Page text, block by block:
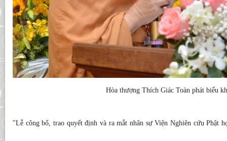
Hòa thượng Thích Giác Toàn phát biểu
"Lễ công bố, trao quyết định và ra mắt nhân sự Viện Nghiên cứu Phật